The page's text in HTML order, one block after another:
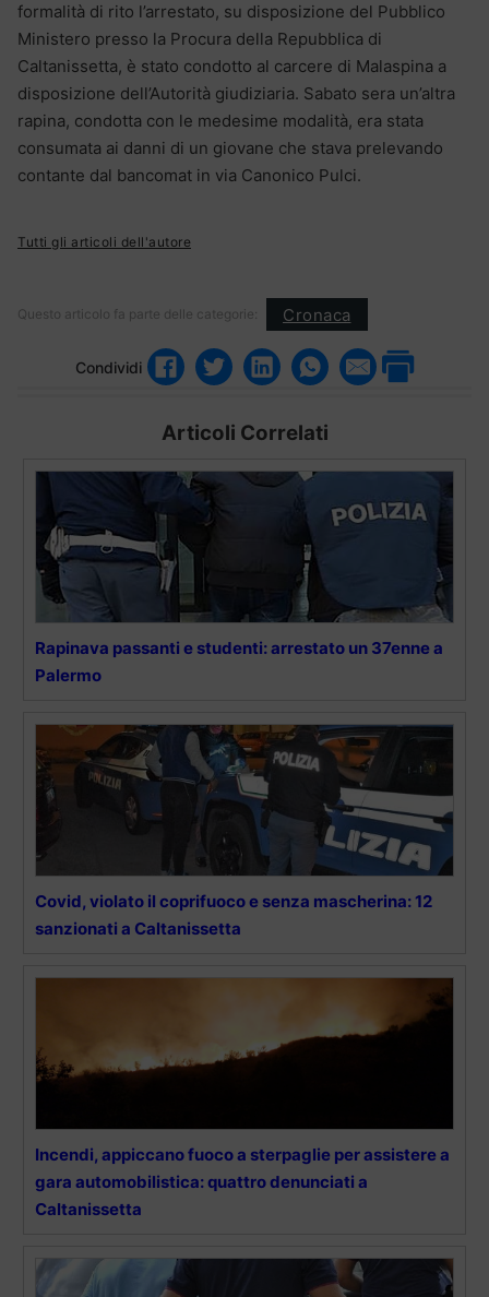
formalità di rito l’arrestato, su disposizione del Pubblico
Ministero presso la Procura della Repubblica di
Caltanissetta, è stato condotto al carcere di Malaspina a
disposizione dell’Autorità giudiziaria. Sabato sera un’altra
rapina, condotta con le medesime modalità, era stata
consumata ai danni di un giovane che stava prelevando
contante dal bancomat in via Canonico Pulci.
Tutti gli articoli dell'autore
Questo articolo fa parte delle categorie: Cronaca
Condividi
Articoli Correlati
Rapinava passanti e studenti: arrestato un 37enne a
Palermo
Covid, violato il coprifuoco e senza mascherina: 12
sanzionati a Caltanissetta
Incendi, appiccano fuoco a sterpaglie per assistere a
gara automobilistica: quattro denunciati a
Caltanissetta